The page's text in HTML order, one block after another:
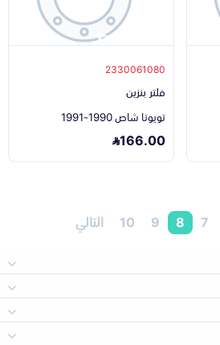
2330061080
فلتر بنزين
تويوتا شاص 1990-1991
166.00
7
8
9
10 التالي
الصدامات و الشبوك